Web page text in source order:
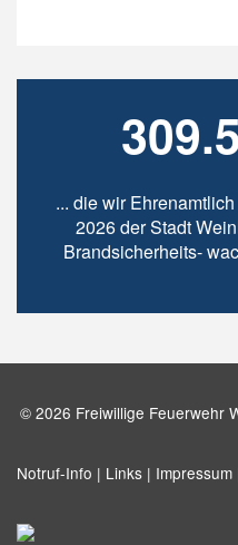
... die wir
2026 der Stadt
Brandsicherheits-
© 2026 Freiwillige Feuerwehr
Notruf-Info | Links | Impressum